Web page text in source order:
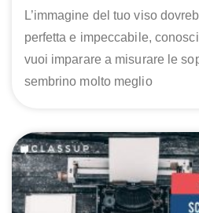
L’immagine del tuo viso
perfetta e impeccabile,
vuoi imparare a misurare le
sembrino molto meglio